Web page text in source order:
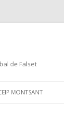
de Falset
MONTSANT